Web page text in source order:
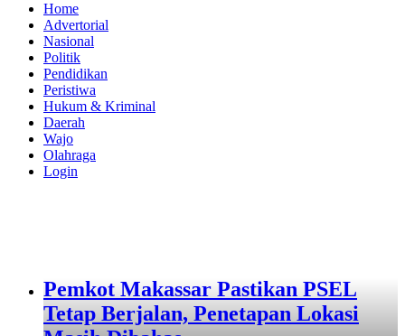
Home
Advertorial
Nasional
Politik
Pendidikan
Peristiwa
Hukum & Kriminal
Daerah
Wajo
Olahraga
Login
Pemkot Makassar Pastikan PSEL
Tetap Berjalan, Penetapan Lokasi